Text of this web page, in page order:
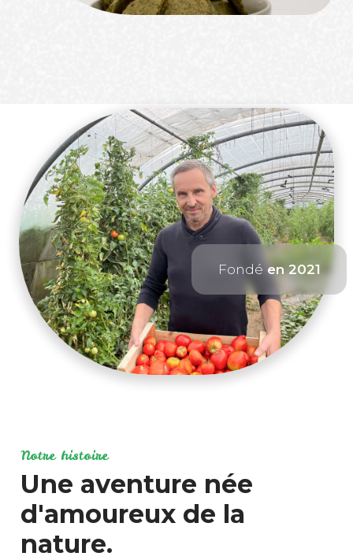
Fondé en 2021
Notre histoire
Une aventure née
d'amoureux de la
nature.